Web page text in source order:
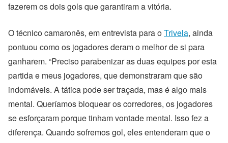
fazerem os dois gols que garantiram a vitória.
O técnico camaronês, em entrevista para oTrivela, ainda
pontuou como os jogadores deram o melhor de si para
ganharem. “Preciso parabenizar as duas equipes por esta
partida e meus jogadores, que demonstraram que são
indomáveis. A tática pode ser traçada, mas é algo mais
mental. Queríamos bloquear os corredores, os jogadores
se esforçaram porque tinham vontade mental. Isso fez a
diferença. Quando sofremos gol, eles entenderam que o